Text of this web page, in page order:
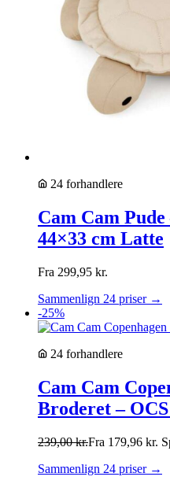
24 forhandlere
Cam Cam
44×33 cm Latte
Fra 299,95 kr.
Sammenlign 24 priser →
-25%
24 forhandlere
Cam Cam
Broderet –
239,00kr.Fra 179,96 kr.
Sammenlign 24 priser →